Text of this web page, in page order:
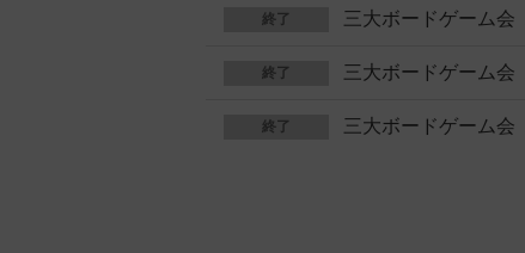
終了 三大ボードゲーム会
終了 三大ボードゲーム会
終了 三大ボードゲーム会